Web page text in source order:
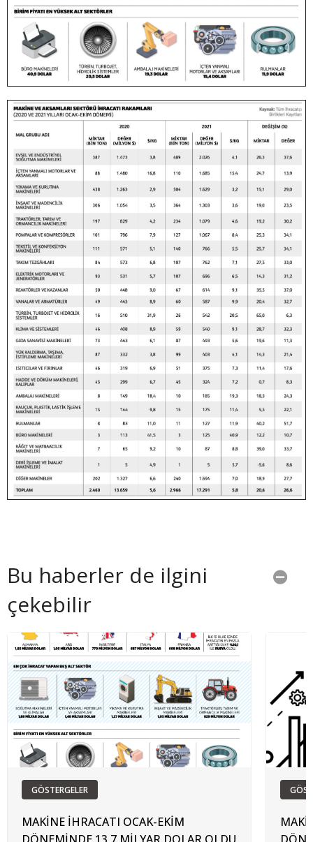
Bu haberler de ilgini
çekebilir
GÖSTERGELER
MAKİNE İHRACATI OCAK-EKİM
DÖNEMİNDE 13,7 MİLYAR DOLAR OLDU